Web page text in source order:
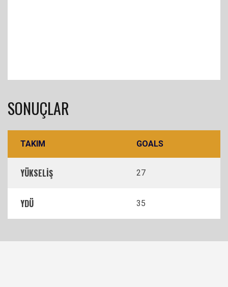
SONUÇLAR
TAKIM GOALS
YÜKSELİŞ 27
YDÜ 35